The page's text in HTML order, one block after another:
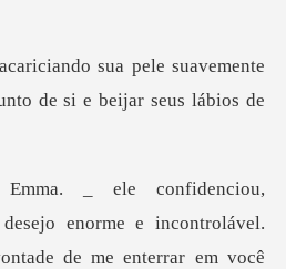
suavemente
de s
enorme e incontrolável.